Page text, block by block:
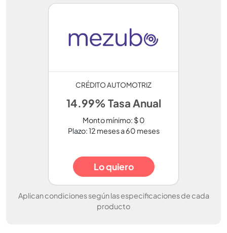
CRÉDITO AUTOMOTRIZ
14.99% Tasa Anual
Monto mínimo: $ 0
Plazo: 12 meses a 60 meses
Lo quiero
Aplican condiciones según las especificaciones de cada
producto